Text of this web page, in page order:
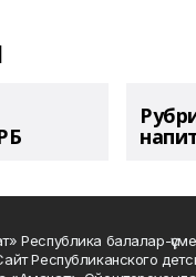
Республика балалар-
Республиканского